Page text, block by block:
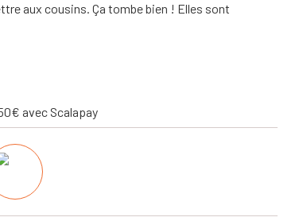
aux cousins. Ça tombe bien ! Elles sont
avec Scalapay